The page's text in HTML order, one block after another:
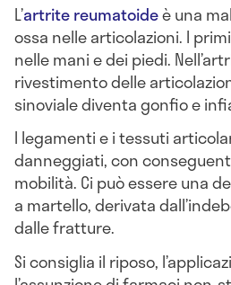
L’artrite reumatoideè una
ossa nelle articolazioni. I
nelle mani e dei piedi.
rivestimento delle
sinoviale diventa gonfio e
I legamenti e i tessuti
danneggiati, con
mobilità. Ci può essere una
a martello, derivata
dalle fratture.
Si consiglia il riposo,